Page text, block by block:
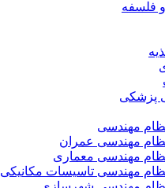
فلسفه
پزشکی
مهندسی
مهندسی عمران
مهندسی معماری
مهندسی تاسیسات مکانیکی